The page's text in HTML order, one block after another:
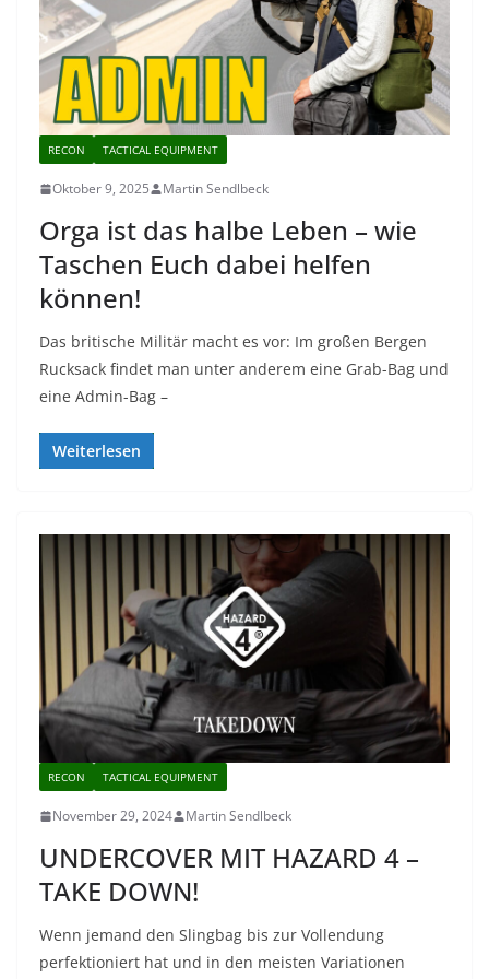
RECON TACTICAL EQUIPMENT
Oktober 9, 2025 Martin Sendlbeck
Orga ist das halbe Leben – wie
Taschen Euch dabei helfen
können!
Das britische Militär macht es vor: Im großen Bergen
Rucksack findet man unter anderem eine Grab-Bag und
eine Admin-Bag –
Weiterlesen
RECON TACTICAL EQUIPMENT
November 29, 2024 Martin Sendlbeck
UNDERCOVER MIT HAZARD 4 –
TAKE DOWN!
Wenn jemand den Slingbag bis zur Vollendung
perfektioniert hat und in den meisten Variationen